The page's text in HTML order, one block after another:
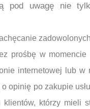
pod uwagę nie
prośbę w
internetowej lub w
opinię po zakupie
którzy mieli